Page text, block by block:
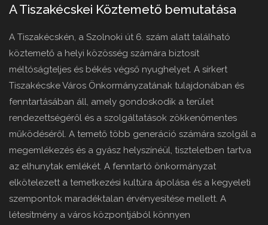
A Tiszakécskei Köztemető bemutatása
A Tiszakécskén, a Szolnoki út 6. szám alatt található
köztemető a helyi közösség számára biztosít
méltóságteljes és békés végső nyughelyet. A sírkert
Tiszakécske Város Önkormányzatának tulajdonában és
fenntartásában áll, amely gondoskodik a terület
rendezettségéről és a szolgáltatások zökkenőmentes
működéséről. A temető több generáció számára szolgál a
megemlékezés és a gyász helyszínéül, tiszteletben tartva
az elhunytak emlékét. A fenntartó önkormányzat
elkötelezett a temetkezési kultúra ápolása és a kegyeleti
szempontok maradéktalan érvényesítése mellett. A
létesítmény a város központjából könnyen